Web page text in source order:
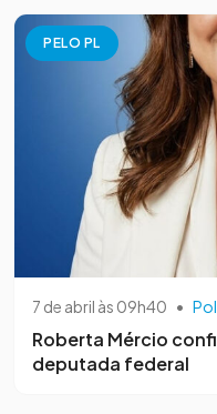
PELO PL
7 de abril às 09h40 •
Roberta Mércio
deputada federal